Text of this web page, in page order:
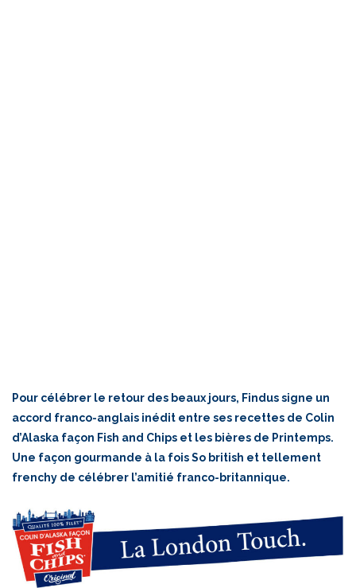
Pour célébrer le retour des beaux jours, Findus signe un
accord franco-anglais inédit entre ses recettes de Colin
d’Alaska façon Fish and Chips et les bières de Printemps.
Une façon gourmande à la fois So british et tellement
frenchy de célébrer l’amitié franco-britannique.